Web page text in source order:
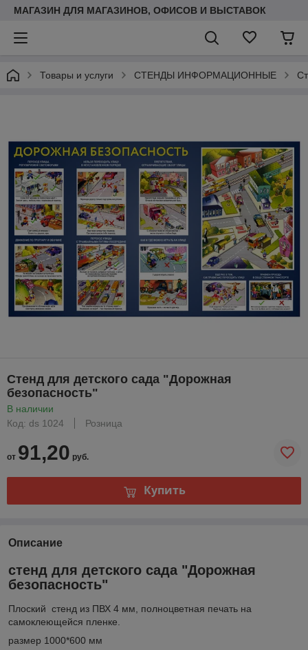
МАГАЗИН ДЛЯ МАГАЗИНОВ, ОФИСОВ И ВЫСТАВОК
Товары и услуги СТЕНДЫ ИНФОРМАЦИОННЫЕ
Стенд для детского сада "Дорожная
безопасность"
В наличии
Код: ds 1024
Розница
от 91,20 руб.
Купить
Описание
стенд для детского сада "Дорожная
безопасность"
Плоский стенд из ПВХ 4 мм, полноцветная печать на
самоклеющейся пленке.
размер 1000*600 мм